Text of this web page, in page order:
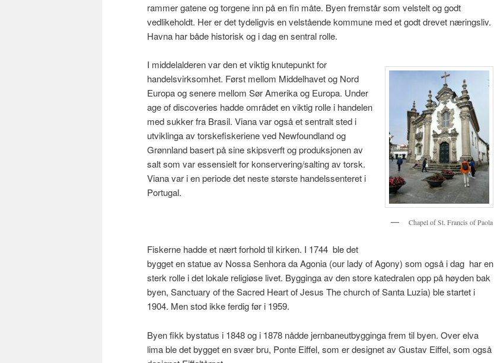
rammer gatene og torgene inn på en fin måte. Byen fremstår som velstelt og godt
vedlikeholdt. Her er det tydeligvis en velstående kommune med et godt drevet næringsliv.
Havna har både historisk og i dag en sentral rolle.
Chapel of St. Francis of Paola
I middelalderen var den et viktig knutepunkt for
handelsvirksomhet. Først mellom Middelhavet og Nord
Europa og senere mellom Sør Amerika og Europa. Under
age of discoveries hadde området en viktig rolle i handelen
med sukker fra Brasil. Viana var også et sentralt sted i
utviklinga av torskefiskeriene ved Newfoundland og
Grønnland basert på sine skipsverft og produksjonen av
salt som var essensielt for konservering/salting av torsk.
Viana var i en periode det neste største handelssenteret i
Portugal.
Fiskerne hadde et nært forhold til kirken. I 1744 ble det
bygget en statue av Nossa Senhora da Agonia (our lady of Agony) som også i dag har en
sterk rolle i det lokale religiøse livet. Bygginga av den store katedralen opp på høyden bak
byen, Sanctuary of the Sacred Heart of Jesus The church of Santa Luzia) ble startet i
1904. Men stod ikke ferdig før i 1959.
Byen fikk bystatus i 1848 og i 1878 nådde jernbaneutbygginga frem til byen. Over elva
lima ble det bygget en svær bru, Ponte Eiffel, som er designet av Gustav Eiffel, som også